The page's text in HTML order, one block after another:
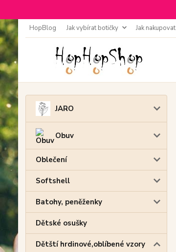
HopBlog Jak vybírat botičky Jak nakupovat
JARO
Obuv
Oblečení
Softshell
Batohy, peněženky
Dětské osušky
Dětští hrdinové,oblíbené vzory